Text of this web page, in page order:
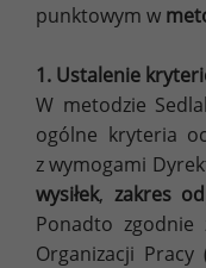
punktowym w
1. Ustalenie
W metodzie
ogólne kryteria
z wymogami
wysiłek, zakres
Ponadto zgodnie
Organizacji Pracy